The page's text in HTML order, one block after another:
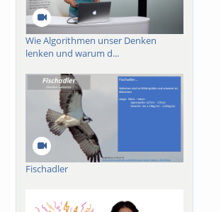
Wie Algorithmen unser Denken
lenken und warum d...
Fischadler